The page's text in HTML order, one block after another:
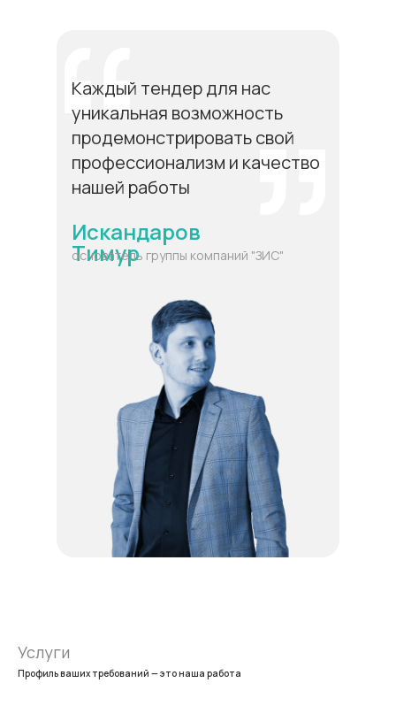
Каждый тендер для нас
уникальная возможность
продемонстрировать свой
профессионализм и качество
нашей работы
Искандаров
Тимур
основатель группы компаний "ЗИС"
Услуги
Профиль ваших требований — это наша работа